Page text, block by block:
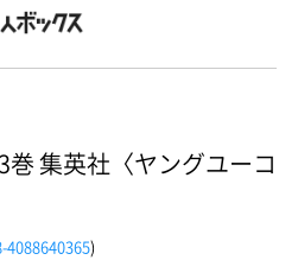
集英社〈ヤングユーコ
4088640365)